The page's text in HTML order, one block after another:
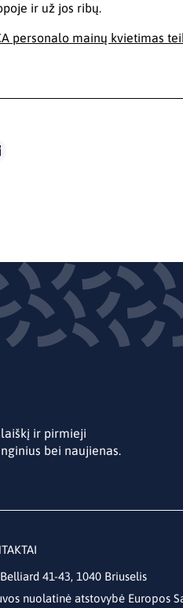
ir už jos ribų.
personalo mainų kvietimas
ir pirmieji
bei naujienas.
41-43, 1040 Briuselis
nuolatinė atstovybė Europos